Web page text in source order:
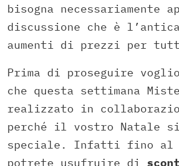
bisogna necessariamente
discussione che è
aumenti di prezzi per
Prima di proseguire
che questa settimana
realizzato in
perché il vostro Natale
speciale. Infatti fino al
potrete usufruire di